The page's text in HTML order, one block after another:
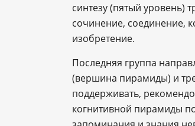
синтезу (пятый уровень)
сочинение, соединение,
изобретение.
Последняя группа
(вершина пирамиды) и
поддерживать,
когнитивной пирамиды